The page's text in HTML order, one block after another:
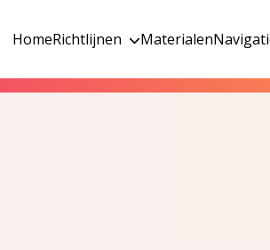
HomeRichtlijnen Materialen